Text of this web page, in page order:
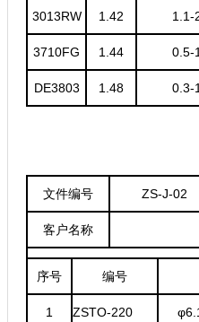
3013RW 1.42 1.1-
3710FG 1.44 0.5-
DE3803 1.48 0.3-
文件编号 ZS-J-02
客户名称
序号 编号
1 ZSTO-220